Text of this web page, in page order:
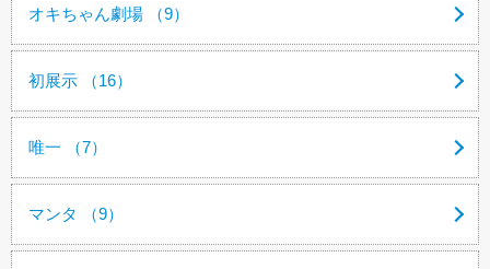
オキちゃん劇場 （9）
初展示 （16）
唯一 （7）
マンタ （9）